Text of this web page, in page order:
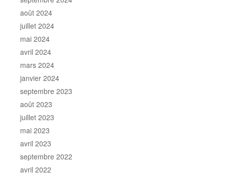
août 2024
juillet 2024
mai 2024
avril 2024
mars 2024
janvier 2024
septembre 2023
août 2023
juillet 2023
mai 2023
avril 2023
septembre 2022
avril 2022